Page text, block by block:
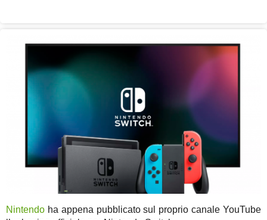
Nintendo ha appena pubblicato sul proprio canale YouTube